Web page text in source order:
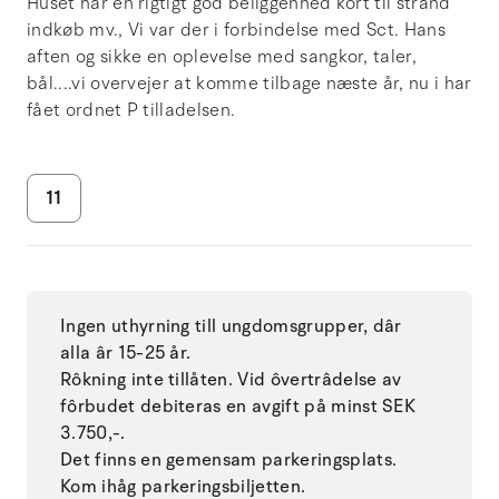
indkøb mv., Vi var der i forbindelse med Sct. Hans
aften og sikke en oplevelse med sangkor, taler,
bål....vi overvejer at komme tilbage næste år, nu i har
fået ordnet P tilladelsen.
11
Ingen uthyrning till ungdomsgrupper, dâr
alla âr 15-25 år.
Rôkning inte tillåten. Vid ôvertrâdelse av
fôrbudet debiteras en avgift på minst SEK
3.750,-.
Det finns en gemensam parkeringsplats.
Kom ihåg parkeringsbiljetten.